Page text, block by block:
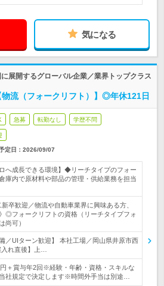
気になる
展開するグローバル企業／業界トップクラス
流（フォークリフト）】◎年休121日
急募 転勤なし 学歴不問
定日： 2026/09/07
へ成長できる環境】◆リーチタイプのフォー
庫内で原材料や部品の管理・供給業務を担当
新卒歓迎／物流や自動車業界に興味ある方、
◎フォークリフトの資格（リーチタイプフォ
尚可）
／UIターン歓迎】 本社工場／岡山県井原市西
れ直後】上…
＋賞与年2回※経験・年齢・資格・スキルな
社規定で決定します※時間外手当は別途…